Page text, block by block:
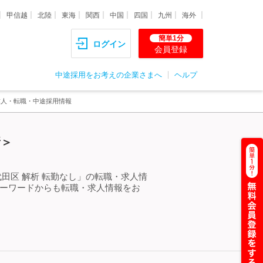
甲信越 北陸 東海 関西 中国 四国 九州 海外
ログイン
簡単1分
会員登録
中途採用をお考えの企業さまへ ヘルプ
・転職・中途採用情報
区 解析 転勤なし」の転職・求人情
ワードからも転職・求人情報をお